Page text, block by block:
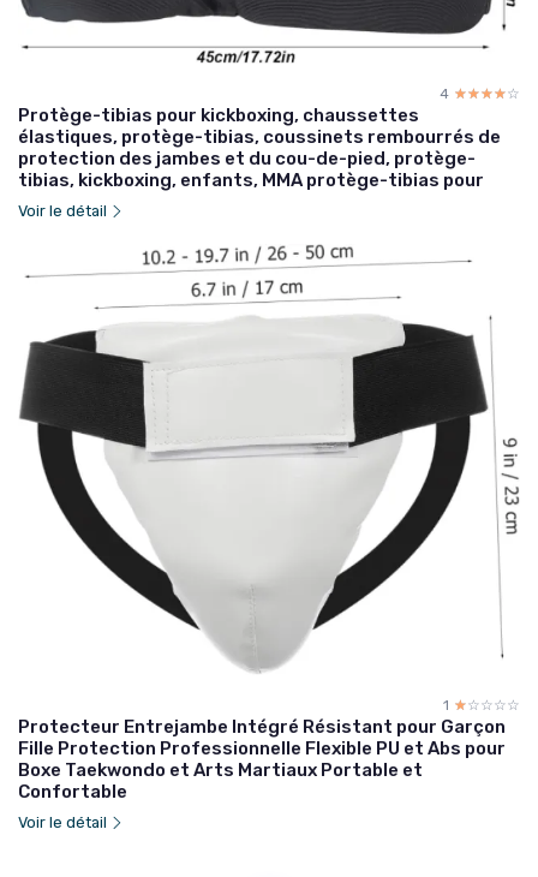
4 ☆☆☆☆☆
★★★★★
Protège-tibias pour kickboxing, chaussettes
élastiques, protège-tibias, coussinets rembourrés de
protection des jambes et du cou-de-pied, protège-
tibias, kickboxing, enfants, MMA protège-tibias pour
Voir le détail
1 ☆☆☆☆☆
★★★★★
Protecteur Entrejambe Intégré Résistant pour Garçon
Fille Protection Professionnelle Flexible PU et Abs pour
Boxe Taekwondo et Arts Martiaux Portable et
Confortable
Voir le détail